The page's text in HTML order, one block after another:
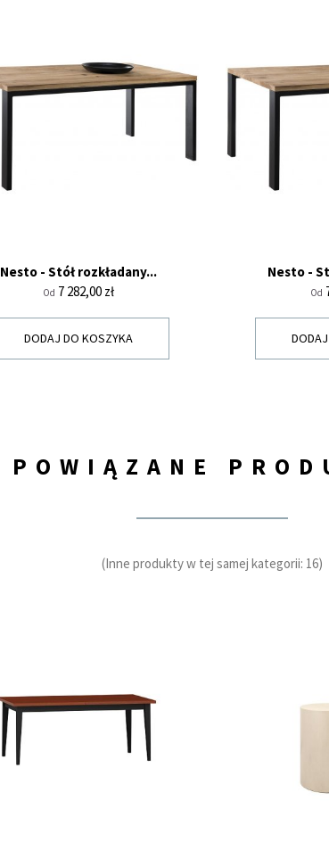
Nesto - Stół rozkładany...
Od Cena
7 282,00 zł
DODAJ DO KOSZYKA
Nesto -
Od
POWIĄZANE
(Inne produkty w tej samej kategorii: 16)